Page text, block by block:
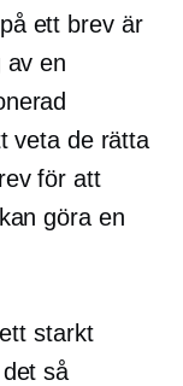
ett brev är
av en
veta de rätta
för att
göra en
starkt
så